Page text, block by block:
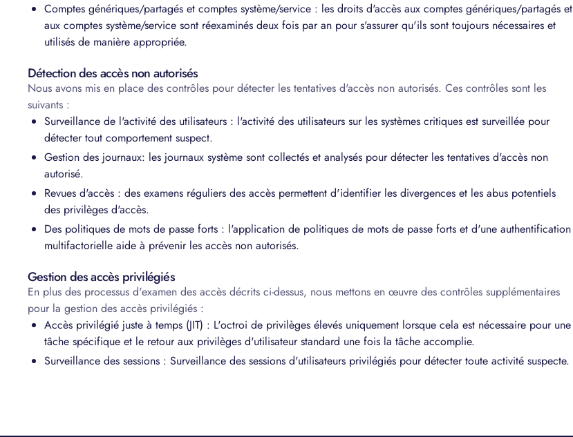
Comptes génériques/partagés et comptes système/service : les droits d'accès aux comptes génériques/partagés et
aux comptes système/service sont réexaminés deux fois par an pour s'assurer qu'ils sont toujours nécessaires et
utilisés de manière appropriée.
Détection des accès non autorisés
Nous avons mis en place des contrôles pour détecter les tentatives d'accès non autorisés. Ces contrôles sont les
suivants :
Surveillance de l'activité des utilisateurs : l'activité des utilisateurs sur les systèmes critiques est surveillée pour
détecter tout comportement suspect.
Gestion des journaux: les journaux système sont collectés et analysés pour détecter les tentatives d'accès non
autorisé.
Revues d'accès : des examens réguliers des accès permettent d'identifier les divergences et les abus potentiels
des privilèges d'accès.
Des politiques de mots de passe forts : l'application de politiques de mots de passe forts et d'une authentification
multifactorielle aide à prévenir les accès non autorisés.
Gestion des accès privilégiés
En plus des processus d'examen des accès décrits ci-dessus, nous mettons en œuvre des contrôles supplémentaires
pour la gestion des accès privilégiés :
Accès privilégié juste à temps (JIT) : L'octroi de privilèges élevés uniquement lorsque cela est nécessaire pour une
tâche spécifique et le retour aux privilèges d'utilisateur standard une fois la tâche accomplie.
Surveillance des sessions : Surveillance des sessions d'utilisateurs privilégiés pour détecter toute activité suspecte.